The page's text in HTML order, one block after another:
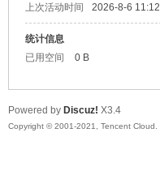
窝
上次活动时间
2026-8-6 11:12
统计信息
已用空间
0 B
Powered by Discuz! X3.4
Copyright © 2001-2021, Tencent Cloud.